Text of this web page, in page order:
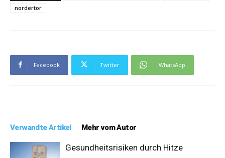
nordertor
Facebook Twitter WhatsApp
Verwandte Artikel Mehr vom Autor
Gesundheitsrisiken durch Hitze